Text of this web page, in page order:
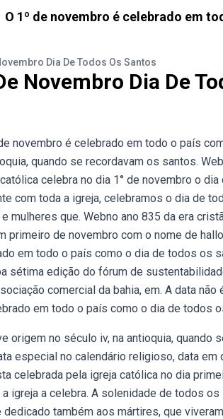
O 1º de novembro é celebrado em
Dia De Todos Os Santos
Novembro Dia De
novembro é celebrado em todo o país
quando se recordavam os santos.
celebra no dia 1° de novembro o
com toda a igreja, celebramos o dia de
mulheres que. Webno ano 835 da era
primeiro de novembro com o nome de
em todo o país como o dia de todos os
sétima edição do fórum de
comercial da bahia, em. A data
em todo o país como o dia de todos
origem no século iv, na antioquia,
especial no calendário religioso, data
celebrada pela igreja católica no dia
igreja a celebra. A solenidade de todos
dedicado também aos mártires, que